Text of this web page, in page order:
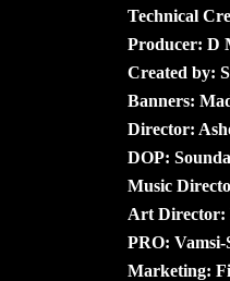
Technical
Producer: D
Created by:
Banners:
Director:
DOP:
Music
Art Director:
PRO: Vamsi-
Marketing: